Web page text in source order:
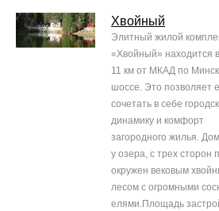
Хвойный
Элитный жилой
«Хвойный» находится
11 км от МКАД по
шоссе. Это позволяет
сочетать в себе
динамику и комфорт
загородного жилья.
у озера, с трех сторон
окружен вековым
лесом с огромными
елями.Площадь